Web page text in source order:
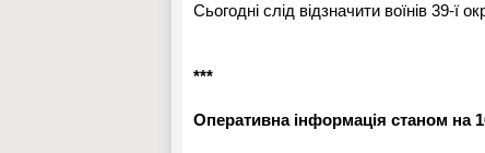
Сьогодні слід відзначити воїнів 39-ї
***
Оперативна інформація станом на